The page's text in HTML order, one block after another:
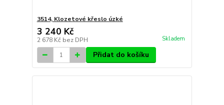
3514, Klozetové křeslo úzké
3 240 Kč
2 678 Kč bez DPH Skladem
Přidat do košíku